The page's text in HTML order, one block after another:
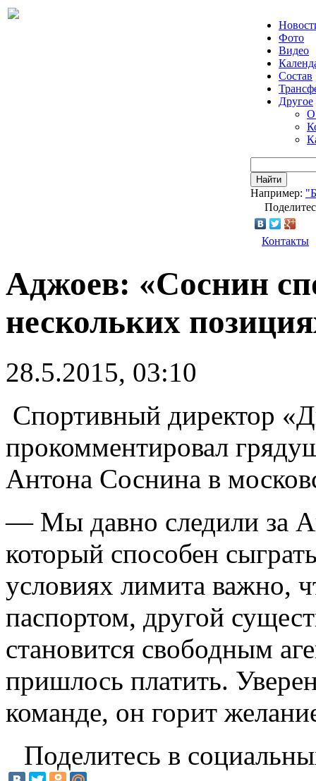
Фото
Видео
Состав
Другое
О
Найти
Например:
Контакты
Аджоев: «Соснин
нескольких
28.5.2015, 03:10
Спортивный директор
прокомментировал
Антона Соснина в
— Мы давно следили за
который способен
условиях лимита важно,
паспортом, другой
становится свободным
пришлось платить.
команде, он горит
Поделитесь в